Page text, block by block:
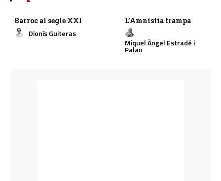
Barroc al segle XXI
Dionís Guiteras
L’Amnistia trampa
Miquel Àngel Estradé i
Palau